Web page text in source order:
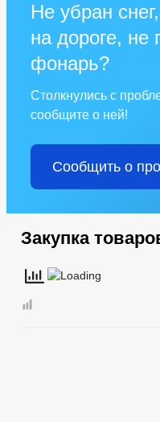
Не убран
на дороге, не
фонарь?
Столкнулись с
сообщите о ней!
Сообщить о
Закупка